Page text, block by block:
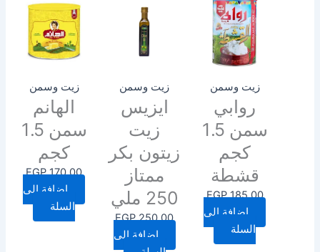
زيت وسمن
روابي
سمن 1.5
كجم
قشطة
EGP185.00
إضافة إلى
السلة
زيت وسمن
ايزيس
زيت
زيتون بكر
ممتاز
250 ملي
EGP250.00
إضافة إلى
زيت وسمن
الهانم
سمن 1.5
كجم
EGP170.00
إضافة إلى
السلة